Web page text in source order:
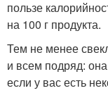
пользе
на 100 г продукта.
Тем не менее
и всем подряд:
если у вас есть